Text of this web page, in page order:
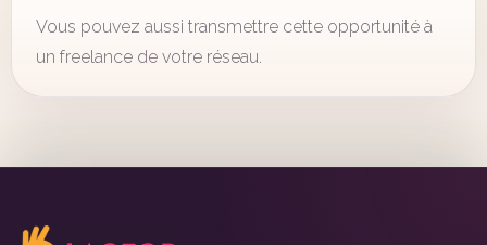
Vous pouvez aussi transmettre cette opportunité à
un freelance de votre réseau.